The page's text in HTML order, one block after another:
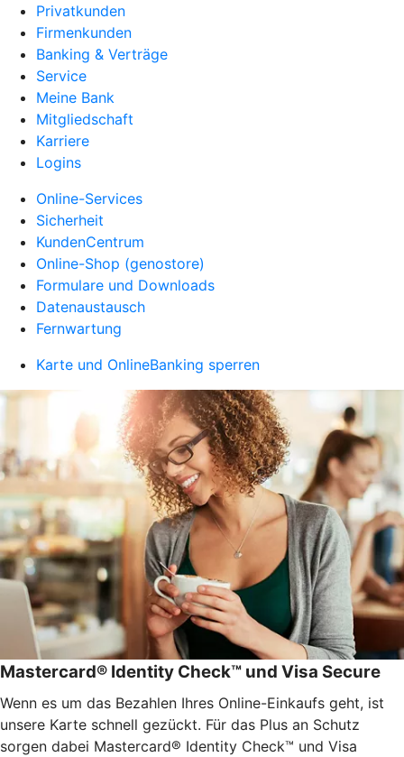
Privatkunden
Firmenkunden
Banking & Verträge
Service
Meine Bank
Mitgliedschaft
Karriere
Logins
Online-Services
Sicherheit
KundenCentrum
Online-Shop (genostore)
Formulare und Downloads
Datenaustausch
Fernwartung
Karte und OnlineBanking sperren
Mastercard® Identity Check™ und Visa Secure
Wenn es um das Bezahlen Ihres Online-Einkaufs geht, ist
unsere Karte schnell gezückt. Für das Plus an Schutz
sorgen dabei Mastercard® Identity Check™ und Visa